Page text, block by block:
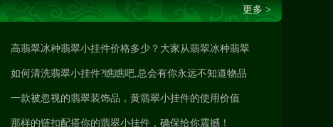
更多 >
高翡翠冰种翡翠小挂件价格多少？大家从翡翠冰种翡翠
小挂件的总体看来
如何清洗翡翠小挂件?瞧瞧吧,总会有你永远不知道物品
一款被忽视的翡翠装饰品，黄翡翠小挂件的使用价值
那样的链扣配搭你的翡翠小挂件，确保给你震撼！